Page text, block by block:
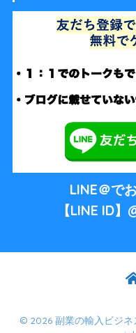
LINE＠で
【LINE ID
© 2026 副業の輸入ビジネ